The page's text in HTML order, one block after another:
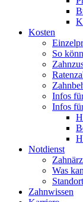
Kosten
So
Infos
Infos
Notdienst
Was
Zahnwissen